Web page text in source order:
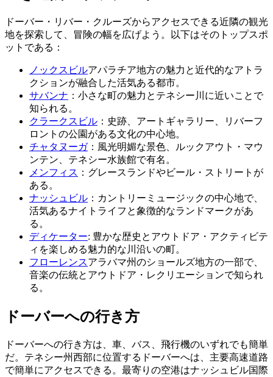
ドーバー・リバー・クルーズからアクセスできる近隣の観光
地を探索して、冒険の幅を広げよう。以下はそのトップスポ
ットである：
ノックスビルアパラチア地方の魅力と近代的なアトラ
クションが融合した活気ある都市。
サバンナ ：小さな町の魅力とテネシー川に近いことで
知られる。
クラークスビル ：史跡、アートギャラリー、リバーフ
ロントの公園がある文化の中心地。
チャタヌーガ：風光明媚な景色、ルックアウト・マウ
ンテン、テネシー水族館で有名。
メンフィス ：グレースランドやビール・ストリートが
ある。
ナッシュビル ：カントリーミュージックの中心地で、
活気あるナイトライフと象徴的なランドマークがあ
る。
ディケーター: 豊かな歴史とアウトドア・アクティビテ
ィを楽しめる魅力的な川沿いの町。
フローレンスアラバマ州のショールズ地方の一部で、
音楽の伝統とアウトドア・レクリエーションで知られ
る。
ドーバーへの行き方
ドーバーへの行き方は、車、バス、飛行機のいずれでも簡単
だ。テネシー州西部に位置するドーバーへは、主要高速道路
で簡単にアクセスできる。最寄りの空港はナッシュビル国際